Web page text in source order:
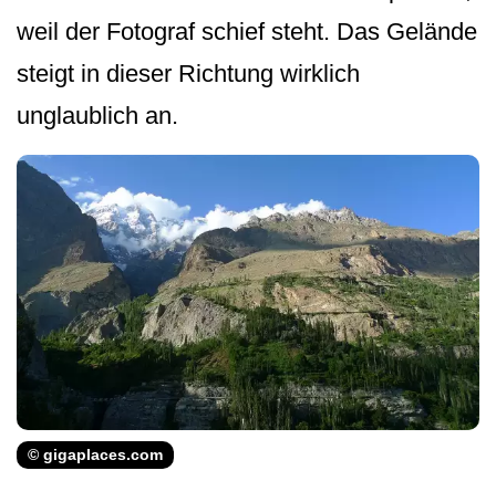
weil der Fotograf schief steht. Das Gelände
steigt in dieser Richtung wirklich
unglaublich an.
© gigaplaces.com